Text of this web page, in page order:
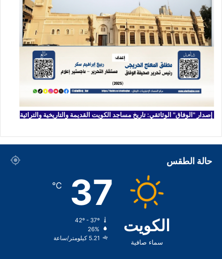
إصدار "الوفاق" الوثائقي: تاريخ مساجد الكويت القديمة والتاريخية والتراثية
حالة الطقس
الكويت
سماء صافية
37
℃
26%
5.21 كيلومتر/ساعة